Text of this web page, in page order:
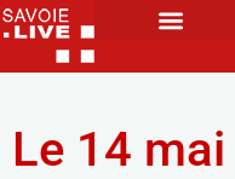
Le 14